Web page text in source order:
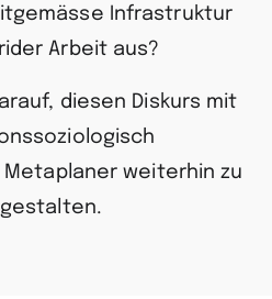
Infrastruktur
Arbeit aus?
diesen Diskurs mit
weiterhin zu